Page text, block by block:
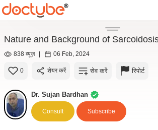
Nature and Background of
838 व्यूज़ | 06 Feb, 2024
0 शेयर करें सेव करें रिपोर्ट
Dr. Sujan Bardhan
Consult Subscribe